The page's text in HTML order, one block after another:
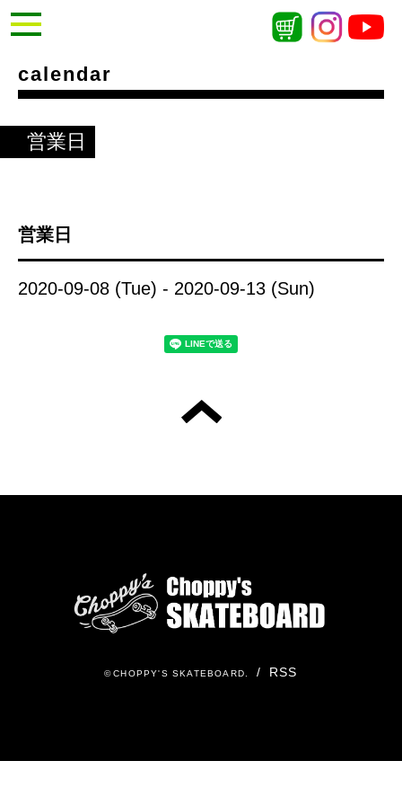
calendar
営業日
営業日
2020-09-08 (Tue) - 2020-09-13 (Sun)
©CHOPPY'S SKATEBOARD. / RSS